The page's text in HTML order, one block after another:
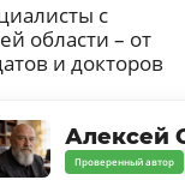
с
области – от
и докторов
Алексей
Проверенный автор